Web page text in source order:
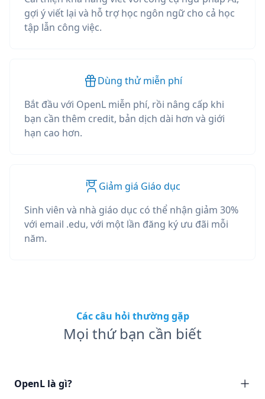
gợi ý viết lại và hỗ trợ học ngôn ngữ cho cả học
tập lẫn công việc.
Dùng thử miễn phí
Bắt đầu với OpenL miễn phí, rồi nâng cấp khi
bạn cần thêm credit, bản dịch dài hơn và giới
hạn cao hơn.
Giảm giá Giáo dục
Sinh viên và nhà giáo dục có thể nhận giảm 30%
với email .edu, với một lần đăng ký ưu đãi mỗi
năm.
Các câu hỏi thường gặp
Mọi thứ bạn cần biết
OpenL là gì?